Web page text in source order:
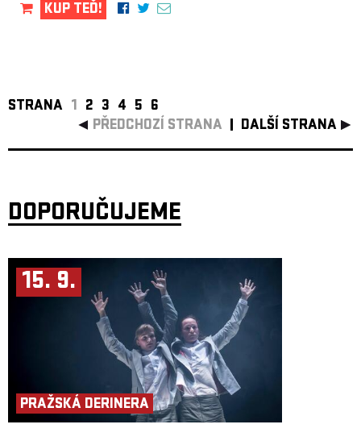
KUP TEĎ!
STRANA 1 2 3 4 5 6
PŘEDCHOZÍ STRANA
DALŠÍ STRANA
DOPORUČUJEME
15. 9.
PRAŽSKÁ DERINERA